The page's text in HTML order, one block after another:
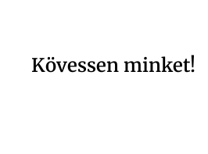
Kövessen minket!